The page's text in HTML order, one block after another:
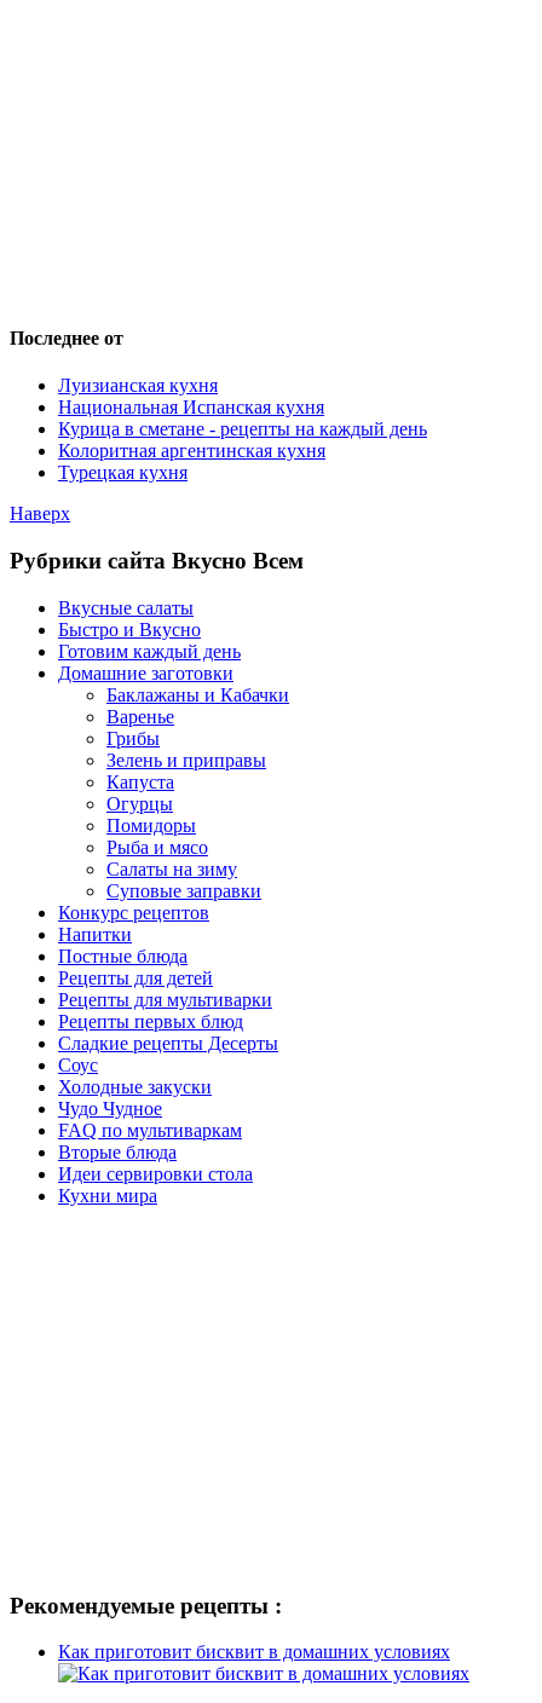
Последнее от
Луизианская кухня
Национальная Испанская кухня
Курица в сметане - рецепты на каждый день
Колоритная аргентинская кухня
Турецкая кухня
Наверх
Рубрики сайта Вкусно Всем
Вкусные салаты
Быстро и Вкусно
Готовим каждый день
Домашние заготовки
Баклажаны и Кабачки
Варенье
Грибы
Зелень и приправы
Капуста
Огурцы
Помидоры
Рыба и мясо
Салаты на зиму
Суповые заправки
Конкурс рецептов
Напитки
Постные блюда
Рецепты для детей
Рецепты для мультиварки
Рецепты первых блюд
Сладкие рецепты Десерты
Соус
Холодные закуски
Чудо Чудное
FAQ по мультиваркам
Вторые блюда
Идеи сервировки стола
Кухни мира
Рекомендуемые рецепты :
Как приготовит бисквит в домашних условиях